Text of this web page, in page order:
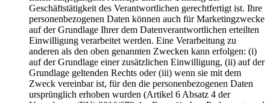
Geschäftstätigkeit des Verantwortlichen gerechtfertigt ist. Ihre
personenbezogenen Daten können auch für Marketingzwecke
auf der Grundlage Ihrer dem Datenverantwortlichen erteilten
Einwilligung verarbeitet werden. Eine Verarbeitung zu
anderen als den oben genannten Zwecken kann erfolgen: (i)
auf der Grundlage einer zusätzlichen Einwilligung, (ii) auf der
Grundlage geltenden Rechts oder (iii) wenn sie mit dem
Zweck vereinbar ist, für den die personenbezogenen Daten
ursprünglich erhoben wurden (Artikel 6 Absatz 4 der